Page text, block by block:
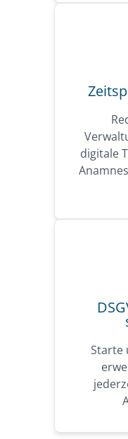
digitale
Starte